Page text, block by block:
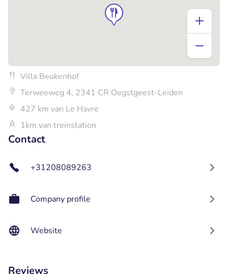
Villa Beukenhof
Terweeweg 4, 2341 CR Oegstgeest-Leiden
427 km van Le Havre
1km van treinstation
Contact
+31208089263
Company profile
Website
Reviews